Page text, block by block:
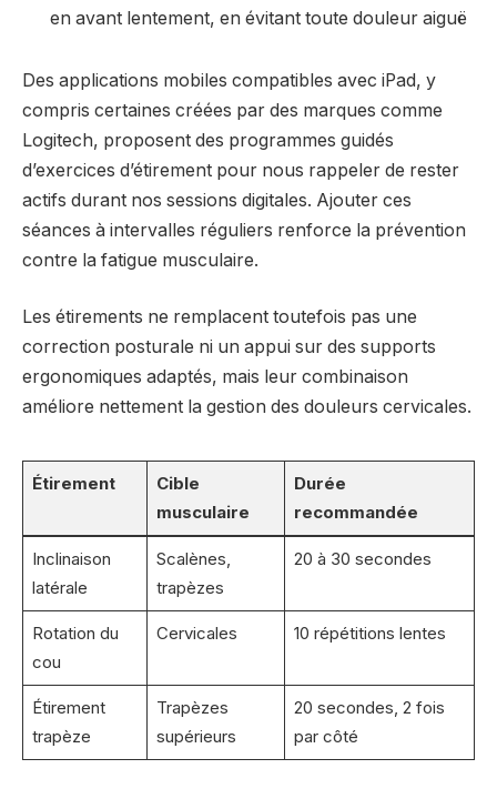
en avant lentement, en évitant toute douleur aiguë
Des applications mobiles compatibles avec iPad, y
compris certaines créées par des marques comme
Logitech, proposent des programmes guidés
d’exercices d’étirement pour nous rappeler de rester
actifs durant nos sessions digitales. Ajouter ces
séances à intervalles réguliers renforce la prévention
contre la fatigue musculaire.
Les étirements ne remplacent toutefois pas une
correction posturale ni un appui sur des supports
ergonomiques adaptés, mais leur combinaison
améliore nettement la gestion des douleurs cervicales.
Étirement
Cible
musculaire
Durée
recommandée
Inclinaison
latérale
Scalènes,
trapèzes
20 à 30 secondes
Rotation du
cou
Cervicales 10 répétitions lentes
Étirement
trapèze
Trapèzes
supérieurs
20 secondes, 2 fois
par côté